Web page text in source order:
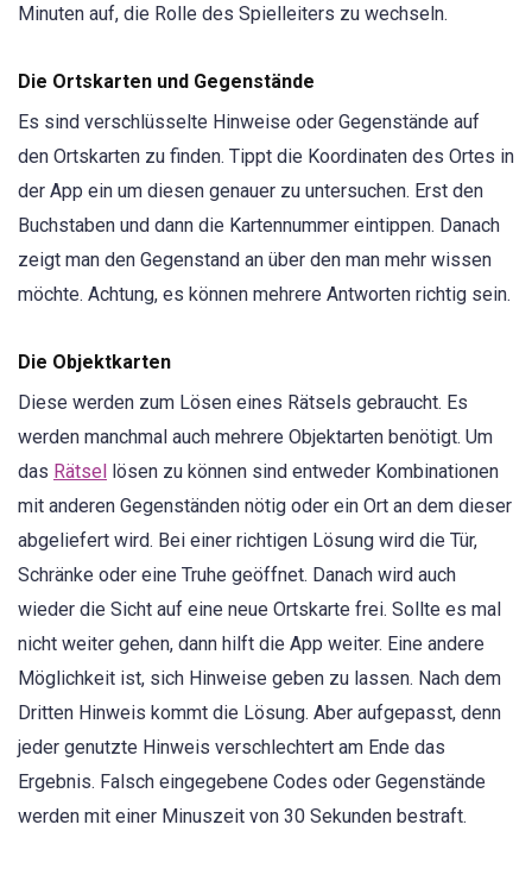
Minuten auf, die Rolle des Spielleiters zu wechseln.
Die Ortskarten und Gegenstände
Es sind verschlüsselte Hinweise oder Gegenstände auf
den Ortskarten zu finden. Tippt die Koordinaten des Ortes in
der App ein um diesen genauer zu untersuchen. Erst den
Buchstaben und dann die Kartennummer eintippen. Danach
zeigt man den Gegenstand an über den man mehr wissen
möchte. Achtung, es können mehrere Antworten richtig sein.
Die Objektkarten
Diese werden zum Lösen eines Rätsels gebraucht. Es
werden manchmal auch mehrere Objektarten benötigt. Um
das Rätsel
lösen zu können sind entweder Kombinationen
mit anderen Gegenständen nötig oder ein Ort an dem dieser
abgeliefert wird. Bei einer richtigen Lösung wird die Tür,
Schränke oder eine Truhe geöffnet. Danach wird auch
wieder die Sicht auf eine neue Ortskarte frei. Sollte es mal
nicht weiter gehen, dann hilft die App weiter. Eine andere
Möglichkeit ist, sich Hinweise geben zu lassen. Nach dem
Dritten Hinweis kommt die Lösung. Aber aufgepasst, denn
jeder genutzte Hinweis verschlechtert am Ende das
Ergebnis. Falsch eingegebene Codes oder Gegenstände
werden mit einer Minuszeit von 30 Sekunden bestraft.